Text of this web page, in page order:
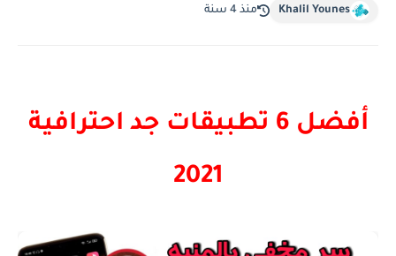
Khalil Younes منذ 4 سنة
أفضل 6 تطبيقات جد احترافية
2021